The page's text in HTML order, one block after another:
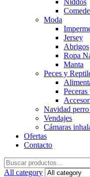
Niddos
Moda
Jersey
Abrigos
Ropa
Manta
Peces y
Navidad
Vendajes
Cámaras
Ofertas
Contacto
Search
for:
All category